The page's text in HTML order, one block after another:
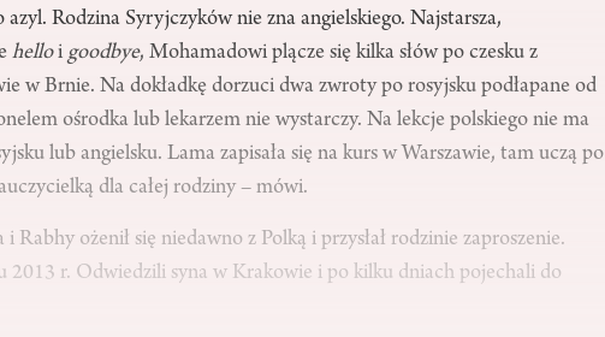
Rodzina Syryjczyków nie zna angielskiego. Najstarsza,
helloigoodbye, Mohamadowi plącze się kilka słów po czesku z
w Brnie. Na dokładkę dorzuci dwa zwroty po rosyjsku podłapane od
ośrodka lub lekarzem nie wystarczy. Na lekcje polskiego nie ma
lub angielsku. Lama zapisała się na kurs w Warszawie, tam uczą po
dla całej rodziny – mówi.
Rabhy ożenił się niedawno z Polką i przysłał rodzinie zaproszenie.
2013 r. Odwiedzili syna w Krakowie i po kilku dniach pojechali do